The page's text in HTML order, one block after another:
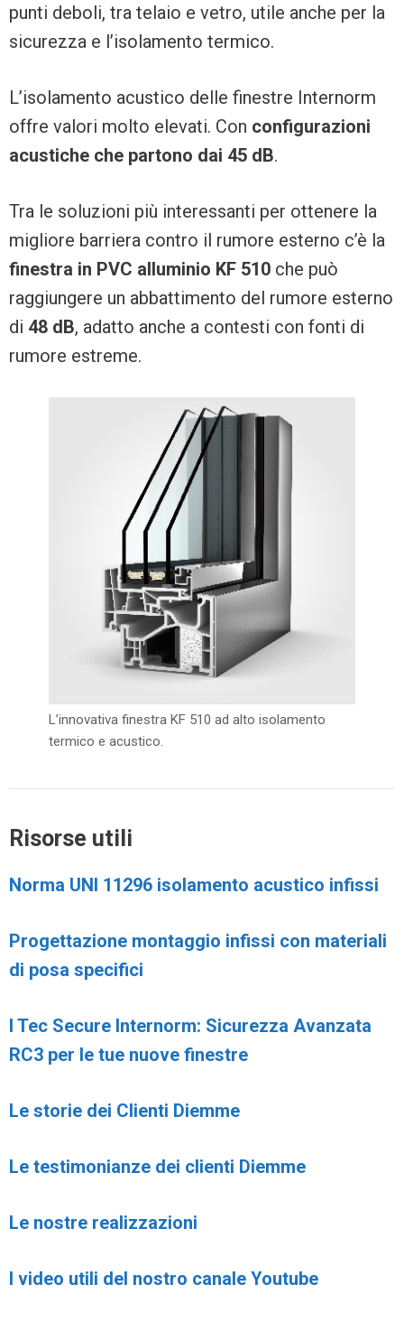
punti deboli, tra telaio e vetro, utile anche per la
sicurezza e l’isolamento termico.
L’isolamento acustico delle finestre Internorm
offre valori molto elevati. Con configurazioni
acustiche che partono dai 45 dB.
Tra le soluzioni più interessanti per ottenere la
migliore barriera contro il rumore esterno c’è la
finestra in PVC alluminio KF 510 che può
raggiungere un abbattimento del rumore esterno
di 48 dB, adatto anche a contesti con fonti di
rumore estreme.
L’innovativa finestra KF 510 ad alto isolamento
termico e acustico.
Risorse utili
Norma UNI 11296 isolamento acustico infissi
Progettazione montaggio infissi con materiali
di posa specifici
I Tec Secure Internorm: Sicurezza Avanzata
RC3 per le tue nuove finestre
Le storie dei Clienti Diemme
Le testimonianze dei clienti Diemme
Le nostre realizzazioni
I video utili del nostro canale Youtube